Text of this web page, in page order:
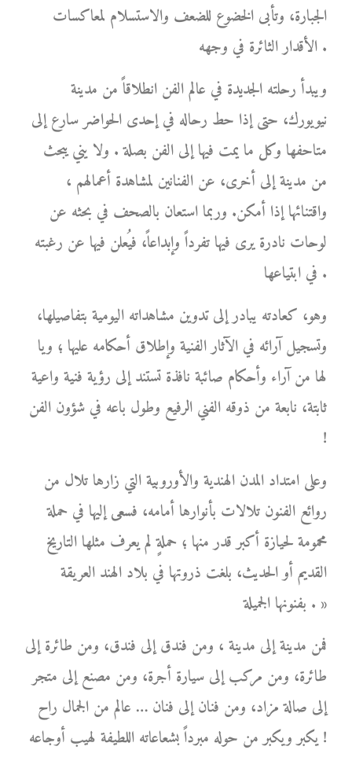
الجبارة، وتأبى الخضوع للضعف والاستسلام لمعاكسات
الأقدار الثائرة في وجهه .
ويبدأ رحلته الجديدة في عالم الفن انطلاقاً من مدينة
نيويورك، حتى إذا حط رحاله في إحدى الحواضر سارع إلى
متاحفها وكل ما يمت فيها إلى الفن بصلة . ولا يني يبحث
من مدينة إلى أخرى، عن الفنانين لمشاهدة أعمالهم ،
واقتنائها إذا أمكن. وربما استعان بالصحف في بحثه عن
لوحات نادرة يرى فيها تفرداً وإبداعاً، فيُعلن فيها عن رغبته
في ابتياعها .
وهو، كعادته يبادر إلى تدوين مشاهداته اليومية بتفاصيلها،
وتسجيل آرائه في الآثار الفنية وإطلاق أحكامه عليها ؛ ويا
لها من آراء وأحكام صائبة نافذة تستند إلى رؤية فنية واعية
ثابتة، نابعة من ذوقه الفني الرفيع وطول باعه في شؤون الفن
!
وعلى امتداد المدن الهندية والأوروبية التي زارها تلال من
روائع الفنون تلالات بأنوارها أمامه، فسعى إليها في حملة
محمومة لحيازة أكبر قدر منها ؛ حملةٍ لم يعرف مثلها التاريخ
القديم أو الحديث، بلغت ذروتها في بلاد الهند العريقة
بفنونها الجميلة . »
فمن مدينة إلى مدينة ، ومن فندق إلى فندق، ومن طائرة إلى
طائرة، ومن مركب إلى سيارة أجرة، ومن مصنع إلى متجر
إلى صالة مزاد، ومن فنان إلى فنان … عالم من الجمال راح
يكبر ويكبر من حوله مبرداً بشعاعاته اللطيفة لهيب أوجاعه !